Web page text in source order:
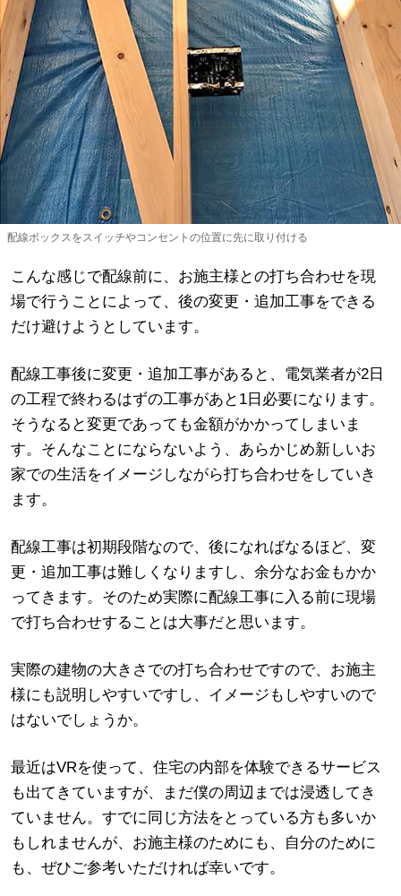
配線ボックスをスイッチやコンセントの位置に先に取り付ける
こんな感じで配線前に、お施主様との打ち合わせを現
場で行うことによって、後の変更・追加工事をできる
だけ避けようとしています。
配線工事後に変更・追加工事があると、電気業者が2日
の工程で終わるはずの工事があと1日必要になります。
そうなると変更であっても金額がかかってしまいま
す。そんなことにならないよう、あらかじめ新しいお
家での生活をイメージしながら打ち合わせをしていき
ます。
配線工事は初期段階なので、後になればなるほど、変
更・追加工事は難しくなりますし、余分なお金もかか
ってきます。そのため実際に配線工事に入る前に現場
で打ち合わせすることは大事だと思います。
実際の建物の大きさでの打ち合わせですので、お施主
様にも説明しやすいですし、イメージもしやすいので
はないでしょうか。
最近はVRを使って、住宅の内部を体験できるサービス
も出てきていますが、まだ僕の周辺までは浸透してき
ていません。すでに同じ方法をとっている方も多いか
もしれませんが、お施主様のためにも、自分のために
も、ぜひご参考いただければ幸いです。